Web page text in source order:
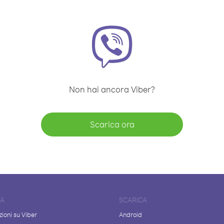
Non hai ancora Viber?
Scarica ora
su Viber
SCARICA
Android